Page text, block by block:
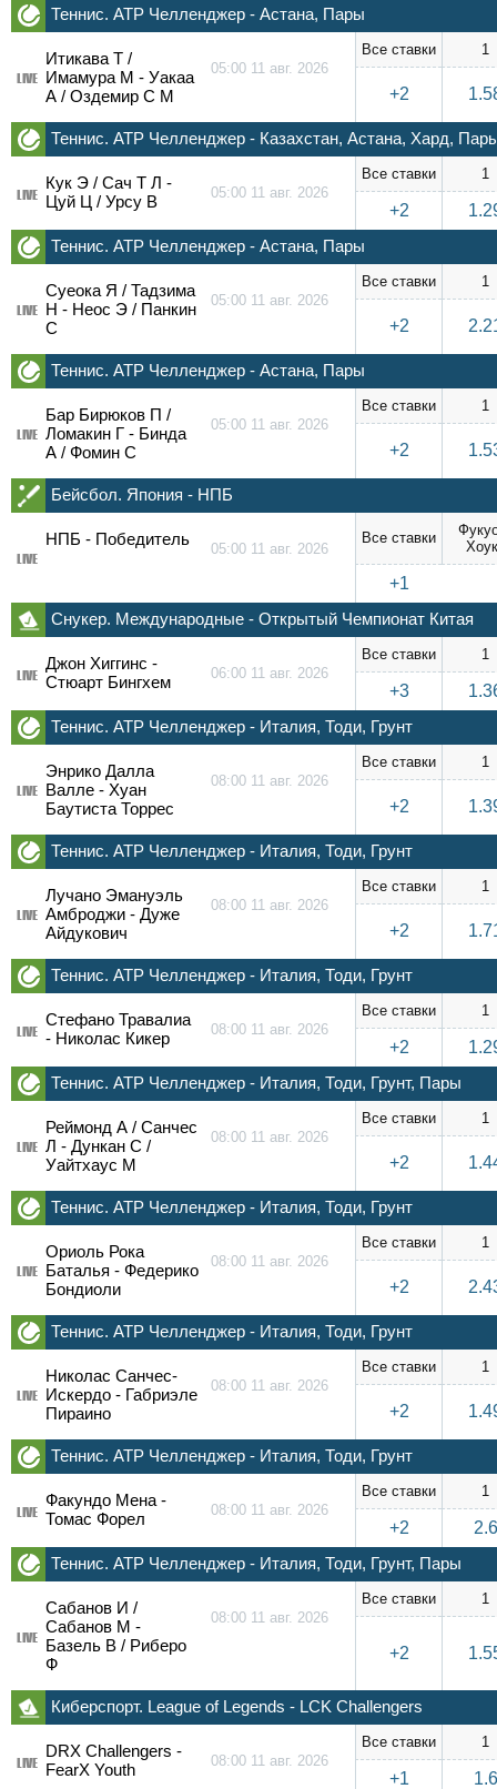
Теннис. ATP Челленджер - Астана, Пары
Итикава Т /
Имамура М - Уакаа
А / Оздемир С М
05:00 11 авг. 2026
LIVE
Все ставки 1
+2
Теннис. ATP Челленджер - Казахстан, Астана, Хард,
Кук Э / Сач Т Л -
Цуй Ц / Урсу В
05:00 11 авг. 2026
LIVE
Все ставки 1
+2
Теннис. ATP Челленджер - Астана, Пары
Суеока Я / Тадзима
Н - Неос Э / Панкин
С
05:00 11 авг. 2026
LIVE
Все ставки 1
+2
Теннис. ATP Челленджер - Астана, Пары
Бар Бирюков П /
Ломакин Г - Бинда
А / Фомин С
05:00 11 авг. 2026
LIVE
Все ставки 1
+2
Бейсбол. Япония - НПБ
НПБ - Победитель
05:00 11 авг. 2026
LIVE
Все ставки
+1
Снукер. Международные - Открытый Чемпионат Китая
Джон Хиггинс -
Стюарт Бингхем
06:00 11 авг. 2026
LIVE
Все ставки 1
+3
Теннис. ATP Челленджер - Италия, Тоди, Грунт
Энрико Далла
Валле - Хуан
Баутиста Торрес
08:00 11 авг. 2026
LIVE
Все ставки 1
+2
Теннис. ATP Челленджер - Италия, Тоди, Грунт
Лучано Эмануэль
Амброджи - Дуже
Айдукович
08:00 11 авг. 2026
LIVE
Все ставки 1
+2
Теннис. ATP Челленджер - Италия, Тоди, Грунт
Стефано Травалиа
- Николас Кикер
08:00 11 авг. 2026
LIVE
Все ставки 1
+2
Теннис. ATP Челленджер - Италия, Тоди, Грунт, Пары
Реймонд А / Санчес
Л - Дункан С /
Уайтхаус М
08:00 11 авг. 2026
LIVE
Все ставки 1
+2
Теннис. ATP Челленджер - Италия, Тоди, Грунт
Ориоль Рока
Баталья - Федерико
Бондиоли
08:00 11 авг. 2026
LIVE
Все ставки 1
+2
Теннис. ATP Челленджер - Италия, Тоди, Грунт
Николас Санчес-
Искердо - Габриэле
Пираино
08:00 11 авг. 2026
LIVE
Все ставки 1
+2
Теннис. ATP Челленджер - Италия, Тоди, Грунт
Факундо Мена -
Томас Форел
08:00 11 авг. 2026
LIVE
Все ставки 1
+2
2.6
Теннис. ATP Челленджер - Италия, Тоди, Грунт, Пары
Сабанов И /
Сабанов М -
Базель В / Риберо
Ф
08:00 11 авг. 2026
LIVE
Все ставки 1
+2
Киберспорт. League of Legends - LCK Challengers
DRX Challengers -
FearX Youth
08:00 11 авг. 2026
LIVE
Все ставки 1
+1
1.6